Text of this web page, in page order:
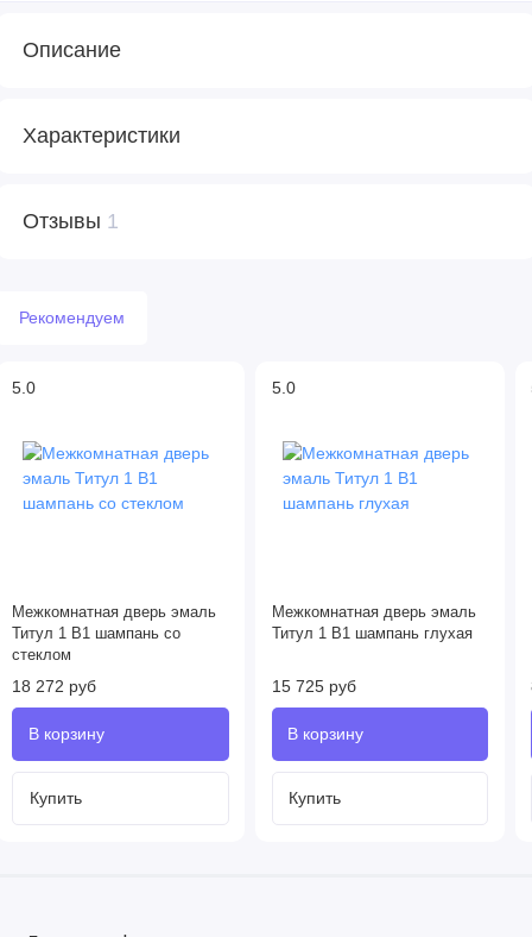
Описание
Характеристики
Отзывы 1
Рекомендуем
5.0
Межкомнатная дверь эмаль
Титул 1 В1 шампань со
стеклом
18 272 руб
Купить
5.0
Межкомнатная дверь эмаль
Титул 1 В1 шампань глухая
15 725 руб
Купить